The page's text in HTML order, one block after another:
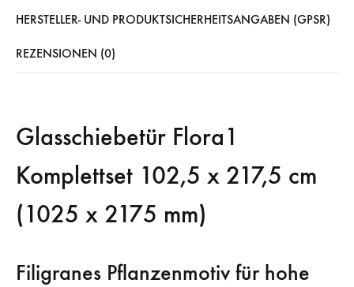
HERSTELLER- UND PRODUKTSICHERHEITSANGABEN (GPSR)
REZENSIONEN (0)
Glasschiebetür Flora1
Komplettset 102,5 x 217,5 cm
(1025 x 2175 mm)
Filigranes Pflanzenmotiv für hohe